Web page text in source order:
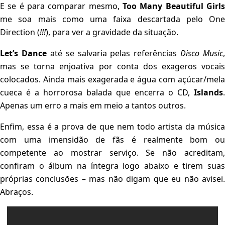
E se é para comparar mesmo, Too Many Beautiful Girls
me soa mais como uma faixa descartada pelo One
Direction (!!!), para ver a gravidade da situação.
Let’s Danceaté se salvaria pelas referênciasDisco Music,
mas se torna enjoativa por conta dos exageros vocais
colocados. Ainda mais exagerada e água com açúcar/mela
cueca é a horrorosa balada que encerra o CD, Islands.
Apenas um erro a mais em meio a tantos outros.
Enfim, essa é a prova de que nem todo artista da música
com uma imensidão de fãs é realmente bom ou
competente ao mostrar serviço. Se não acreditam,
confiram o álbum na íntegra logo abaixo e tirem suas
próprias conclusões – mas não digam que eu não avisei.
Abraços.